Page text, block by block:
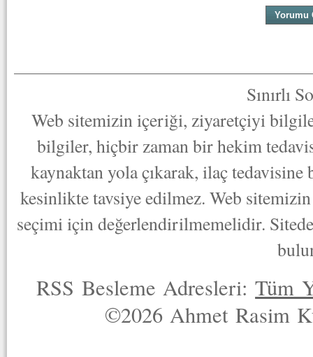
Sınırlı
Web sitemizin içeriği, ziyaretçiyi
bilgiler, hiçbir zaman bir hekim
kaynaktan yola çıkarak, ilaç
kesinlikte tavsiye edilmez. Web
seçimi için değerlendirilmemelidir.
RSS Besleme Adresleri:Tüm
©2026 Ahmet Rasim